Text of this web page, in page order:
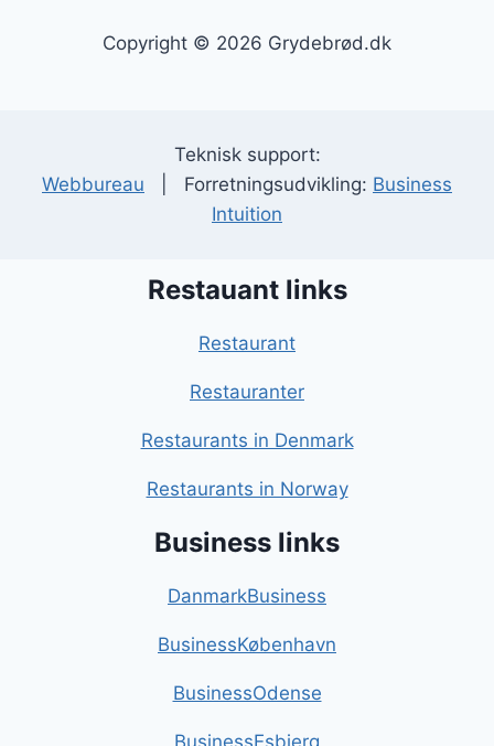
Copyright © 2026 Grydebrød.dk
Teknisk support:
Webbureau | Forretningsudvikling: Business
Intuition
Restauant links
Restaurant
Restauranter
Restaurants in Denmark
Restaurants in Norway
Business links
DanmarkBusiness
BusinessKøbenhavn
BusinessOdense